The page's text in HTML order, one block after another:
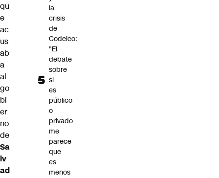
qu
e
ac
us
ab
a
al
go
bi
er
no
de
Sa
lv
ad
la
crisis
de
Codelco:
"El
debate
sobre
si
es
público
o
privado
me
parece
que
es
menos